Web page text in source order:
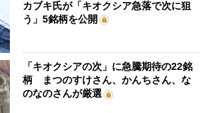
カブキ氏が「キオクシア急落で次に狙
う」5銘柄を公開
「キオクシアの次」に急騰期待の22銘
柄 まつのすけさん、かんちさん、な
のなのさんが厳選